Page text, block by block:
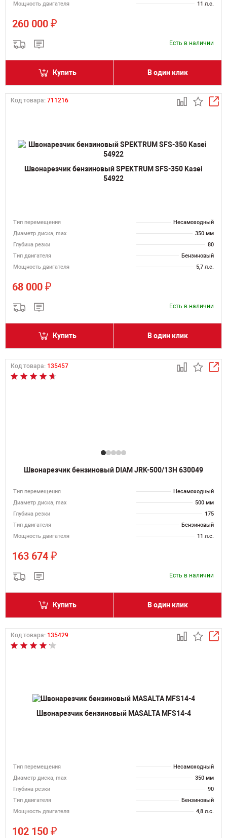
Мощность двигателя
11 л.с.
260 000 ₽
Есть в наличии
Купить В один клик
Код товара: 711216
Швонарезчик бензиновый SPEKTRUM SFS-350 Kasei
54922
Тип перемещения
Несамоходный
Диаметр диска, max
350 мм
Глубина резки
80
Тип двигателя
Бензиновый
Мощность двигателя
5,7 л.с.
68 000 ₽
Есть в наличии
Купить В один клик
Код товара: 135457
Швонарезчик бензиновый DIAM JRK-500/13H 630049
Тип перемещения
Несамоходный
Диаметр диска, max
500 мм
Глубина резки
175
Тип двигателя
Бензиновый
Мощность двигателя
11 л.с.
163 674 ₽
Есть в наличии
Купить В один клик
Код товара: 135429
Швонарезчик бензиновый MASALTA MFS14-4
Тип перемещения
Несамоходный
Диаметр диска, max
350 мм
Глубина резки
90
Тип двигателя
Бензиновый
Мощность двигателя
4,8 л.с.
102 150 ₽